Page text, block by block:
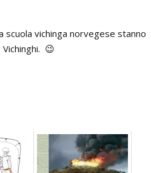
vichinga norvegese stanno
Vichinghi. 😉